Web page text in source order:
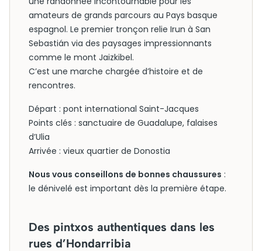
amateurs de grands parcours au Pays basque
espagnol. Le premier tronçon relie Irun à San
Sebastián via des paysages impressionnants
comme le mont Jaizkibel.
C’est une marche chargée d’histoire et de
rencontres.
Départ : pont international Saint-Jacques
Points clés : sanctuaire de Guadalupe, falaises
d’Ulia
Arrivée : vieux quartier de Donostia
Nous vous conseillons de bonnes chaussures :
le dénivelé est important dès la première étape.
Des pintxos authentiques dans les
rues d’Hondarribia